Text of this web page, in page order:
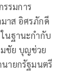
รมการ
าส อิศรภักดี
นฐานะกำกับ
ชัย บุญช่วย
ายกรัฐมนตรี